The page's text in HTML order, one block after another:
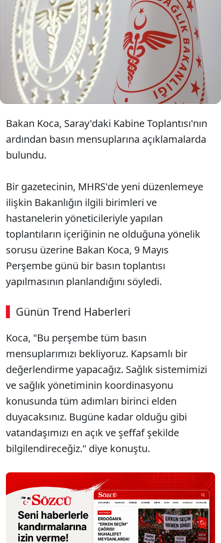
Sağlık Bakanı Fahrettin Koca, Merkezi Hekim
Randevu Sistemi'nde (MHRS) yeni düzenlemeye
ilişkin, 9 Mayıs Perşembe günü bir basın
toplantısı yapılmasının planlandığını belirterek,
"Sağlık sistemimizi ve sağlık yönetiminin
koordinasyonu konusunda tüm adımları birinci
elden duyacaksınız." dedi.
Bakan Koca, Saray'daki Kabine Toplantısı'nın
ardından basın mensuplarına açıklamalarda
bulundu.
Bir gazetecinin, MHRS'de yeni düzenlemeye
ilişkin Bakanlığın ilgili birimleri ve
hastanelerin yöneticileriyle yapılan
toplantıların içeriğinin ne olduğuna yönelik
sorusu üzerine Bakan Koca, 9 Mayıs
Perşembe günü bir basın toplantısı
yapılmasının planlandığını söyledi.
Günün Trend Haberleri
Koca, "Bu perşembe tüm basın
mensuplarımızı bekliyoruz. Kapsamlı bir
değerlendirme yapacağız. Sağlık sistemimizi
ve sağlık yönetiminin koordinasyonu
konusunda tüm adımları birinci elden
duyacaksınız. Bugüne kadar olduğu gibi
vatandaşımızı en açık ve şeffaf şekilde
bilgilendireceğiz." diye konuştu.